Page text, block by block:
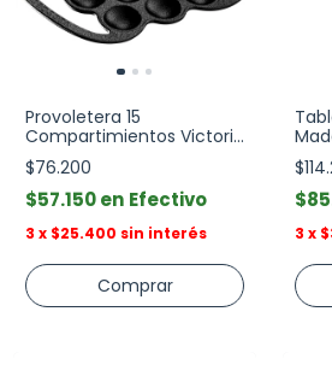
Provoletera 15
Compartimientos Victoria
Hierro Tienda Pepino
$76.200
$57.150 Efectivo
3 x $25.400 sin interés 3 x